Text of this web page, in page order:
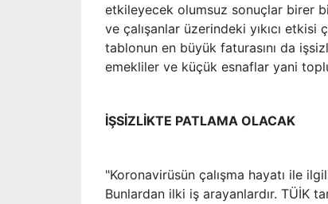
etkileyecek olumsuz sonuçlar birer
ve çalışanlar üzerindeki yıkıcı
tablonun en büyük faturasını da
emekliler ve küçük esnaflar yani
İŞSİZLİKTE PATLAMA OLACAK
"Koronavirüsün çalışma hayatı ile
Bunlardan ilki iş arayanlardır. TÜİK